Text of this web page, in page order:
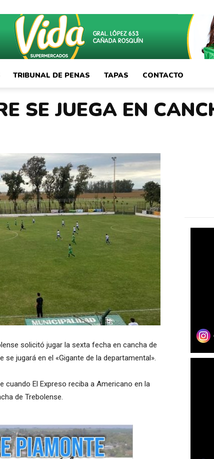
TRIBUNAL DE PENAS TAPAS CONTACTO
SE JUEGA EN
solicitó jugar la sexta fecha en cancha de
jugará en el «Gigante de la departamental».
cuando El Expreso reciba a Americano en la
de Trebolense.